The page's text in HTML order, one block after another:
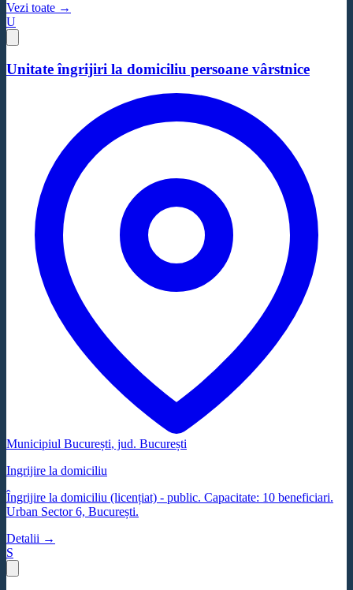
Vezi toate →
U
Unitate îngrijiri la domiciliu persoane vârstnice
Municipiul București, jud. București
Ingrijire la domiciliu
Îngrijire la domiciliu (licențiat) - public. Capacitate: 10 beneficiari.
Urban Sector 6, București.
Detalii →
S